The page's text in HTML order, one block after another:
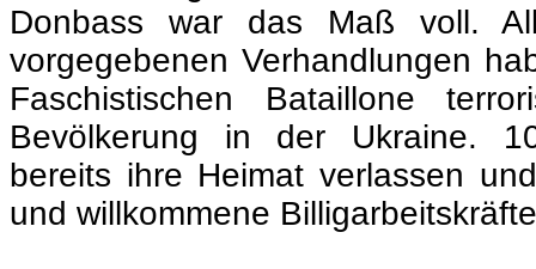
Donbass war das Maß voll.
vorgegebenen Verhandlungen
Faschistischen Bataillone
Bevölkerung in der Ukraine.
bereits ihre Heimat verlassen
und willkommene